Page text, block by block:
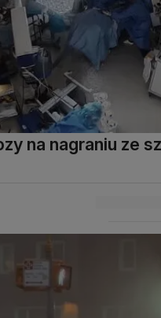
na nagraniu ze